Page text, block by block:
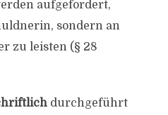
aufgefordert,
sondern an
zu leisten (§ 28
durchgeführt